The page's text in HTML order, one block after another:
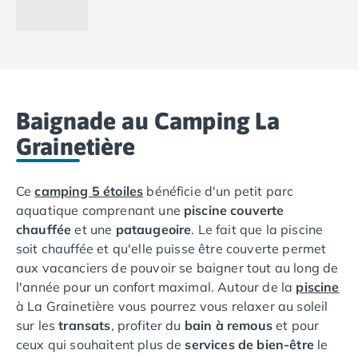
Camping Boulogne-sur-Mer
Camping Le Portel
Camping Le Touquet
Camping Merlimont
Camping Pays de la Loire
Camping Loire-Atlantique
Camping Guerande
Camping La Baule-Escoublac
Camping La Turballe
Camping Nantes
Camping Pornic
Camping Pornichet
Camping Saint Nazaire
Baignade au Camping La
Grainetière
Cecamping 5 étoiles bénéficie d'un petit parc
aquatique comprenant une piscine couverte
chaufféeet une pataugeoire. Le fait que la piscine
soit chauffée et qu'elle puisse être couverte permet
aux vacanciers de pouvoir se baigner tout au long de
l'année pour un confort maximal. Autour de la piscine
à La Grainetière vous pourrez vous relaxer au soleil
sur lestransats, profiter du bain à remouset pour
ceux qui souhaitent plus de services de bien-êtrele